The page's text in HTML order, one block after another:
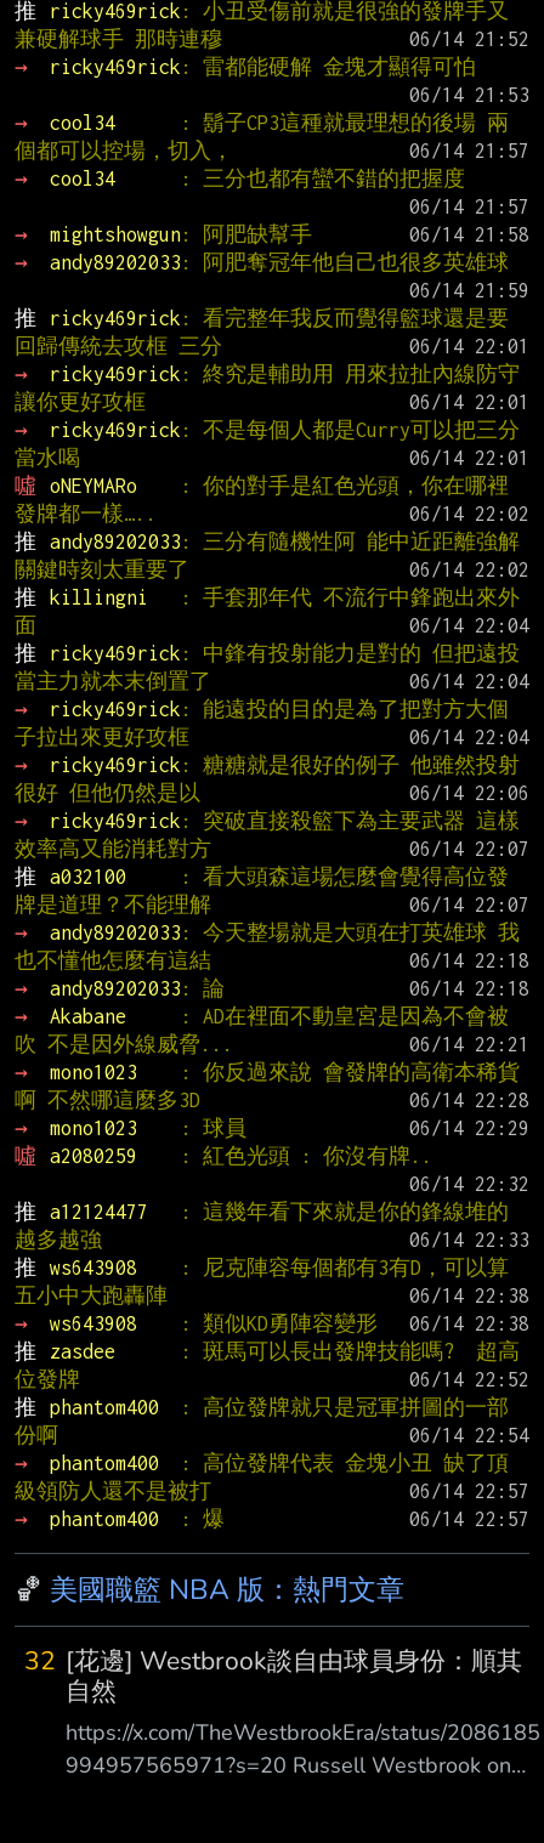
推
ricky469rick : 小丑受傷前就是很強的發牌手又
兼硬解球手 那時連穆
→
ricky469rick : 雷都能硬解 金塊才顯得可怕
→
cool34
: 鬍子CP3這種就最理想的後場 兩
個都可以控場，切入，
→
cool34
: 三分也都有蠻不錯的把握度
→
mightshowgun: 阿肥缺幫手
→
andy89202033 : 阿肥奪冠年他自己也很多英雄球
推
ricky469rick : 看完整年我反而覺得籃球還是要
回歸傳統去攻框 三分
→
ricky469rick : 終究是輔助用 用來拉扯內線防守
讓你更好攻框
→
ricky469rick : 不是每個人都是Curry可以把三分
當水喝
噓
oNEYMARo
: 你的對手是紅色光頭，你在哪裡
發牌都一樣…..
推
andy89202033 : 三分有隨機性阿 能中近距離強解
關鍵時刻太重要了
推
killingni
: 手套那年代 不流行中鋒跑出來外
面
推
ricky469rick : 中鋒有投射能力是對的 但把遠投
當主力就本末倒置了
→
ricky469rick : 能遠投的目的是為了把對方大個
子拉出來更好攻框
→
ricky469rick : 糖糖就是很好的例子 他雖然投射
很好 但他仍然是以
→
ricky469rick : 突破直接殺籃下為主要武器 這樣
效率高又能消耗對方
推
a032100
: 看大頭森這場怎麼會覺得高位發
牌是道理？不能理解
→
andy89202033 : 今天整場就是大頭在打英雄球 我
也不懂他怎麼有這結
→
andy89202033 : 論
→
Akabane
: AD在裡面不動皇宮是因為不會被
吹 不是因外線威脅...
→
mono1023
: 你反過來說 會發牌的高衛本稀貨
啊 不然哪這麼多3D
→
mono1023 : 球員
噓
a2080259
: 紅色光頭 : 你沒有牌..
推
a12124477
: 這幾年看下來就是你的鋒線堆的
越多越強
推
ws643908
: 尼克陣容每個都有3有D，可以算
五小中大跑轟陣
→
ws643908 : 類似KD勇陣容變形
推
zasdee
: 斑馬可以長出發牌技能嗎?  超高
位發牌
推
phantom400
: 高位發牌就只是冠軍拼圖的一部
份啊
→
phantom400
: 高位發牌代表 金塊小丑 缺了頂
級領防人還不是被打
→
phantom400 : 爆
🏀 美國職籃 NBA 版：熱門文章
32 [花邊] Westbrook談自由球員身份：順其
自然
https://x.com/TheWestbrookEra/status/2086185
994957565971?s=20 Russell Westbrook on